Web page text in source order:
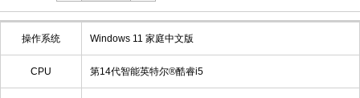
操作系统 Windows 11 家庭中文版
CPU 第14代智能英特尔®酷睿i5